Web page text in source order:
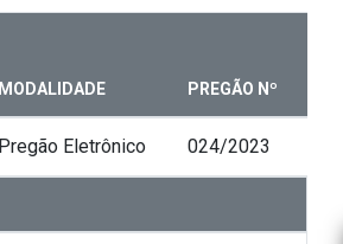
MODALIDADE PREGÃO Nº
Pregão Eletrônico 024/2023